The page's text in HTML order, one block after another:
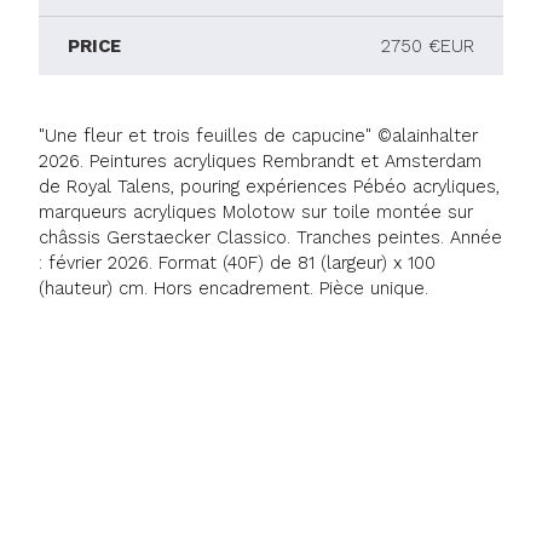
PRICE 2750 €EUR
"Une fleur et trois feuilles de capucine" ©alainhalter
2026. Peintures acryliques Rembrandt et Amsterdam
de Royal Talens, pouring expériences Pébéo acryliques,
marqueurs acryliques Molotow sur toile montée sur
châssis Gerstaecker Classico. Tranches peintes. Année
: février 2026. Format (40F) de 81 (largeur) x 100
(hauteur) cm. Hors encadrement. Pièce unique.